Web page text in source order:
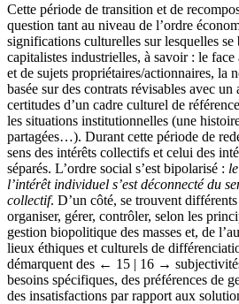
Cette période de transition et de
question tant au niveau de l’ordre
significations culturelles sur lesquelles se
capitalistes industrielles, à savoir : le
et de sujets propriétaires/actionnaires, la
basée sur des contrats révisables avec
certitudes d’un cadre culturel de
les situations institutionnelles (une
partagées…). Durant cette période de
sens des intérêts collectifs et celui des
séparés. L’ordre social s’est bipolarisé :
l’intérêt individuel s’est déconnecté du
collectif. D’un côté, se trouvent
organiser, gérer, contrôler, selon les
gestion biopolitique des masses et, de
lieux éthiques et culturels de
démarquent des ← 15 | 16 →
besoins spécifiques, des préférences de
des insatisfactions par rapport aux